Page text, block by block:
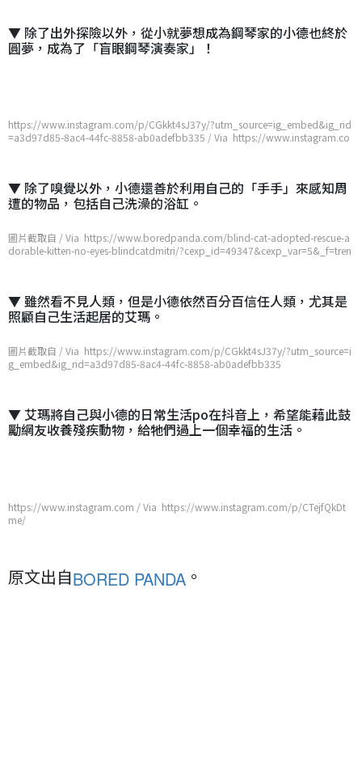
▼ 除了出外探險以外，從小就夢想成為鋼琴家的小德也終於
圓夢，成為了「盲眼鋼琴演奏家」！
https://www.instagram.com/p/CGkkt4sJ37y/?utm_source=ig_embed&ig_rid
=a3d97d85-8ac4-44fc-8858-ab0adefbb335 / Via https://www.instagram.co
▼ 除了嗅覺以外，小德還善於利用自己的「手手」來感知周
遭的物品，包括自己洗澡的浴缸。
圖片截取自 / Via https://www.boredpanda.com/blind-cat-adopted-rescue-a
dorable-kitten-no-eyes-blindcatdmitri/?cexp_id=49347&cexp_var=5&_f=tren
▼ 雖然看不見人類，但是小德依然百分百信任人類，尤其是
照顧自己生活起居的艾瑪。
圖片截取自 / Via https://www.instagram.com/p/CGkkt4sJ37y/?utm_source=i
g_embed&ig_rid=a3d97d85-8ac4-44fc-8858-ab0adefbb335
▼ 艾瑪將自己與小德的日常生活po在抖音上，希望能藉此鼓
勵網友收養殘疾動物，給牠們過上一個幸福的生活。
https://www.instagram.com / Via https://www.instagram.com/p/CTejfQkDt
me/
原文出自BORED PANDA 。